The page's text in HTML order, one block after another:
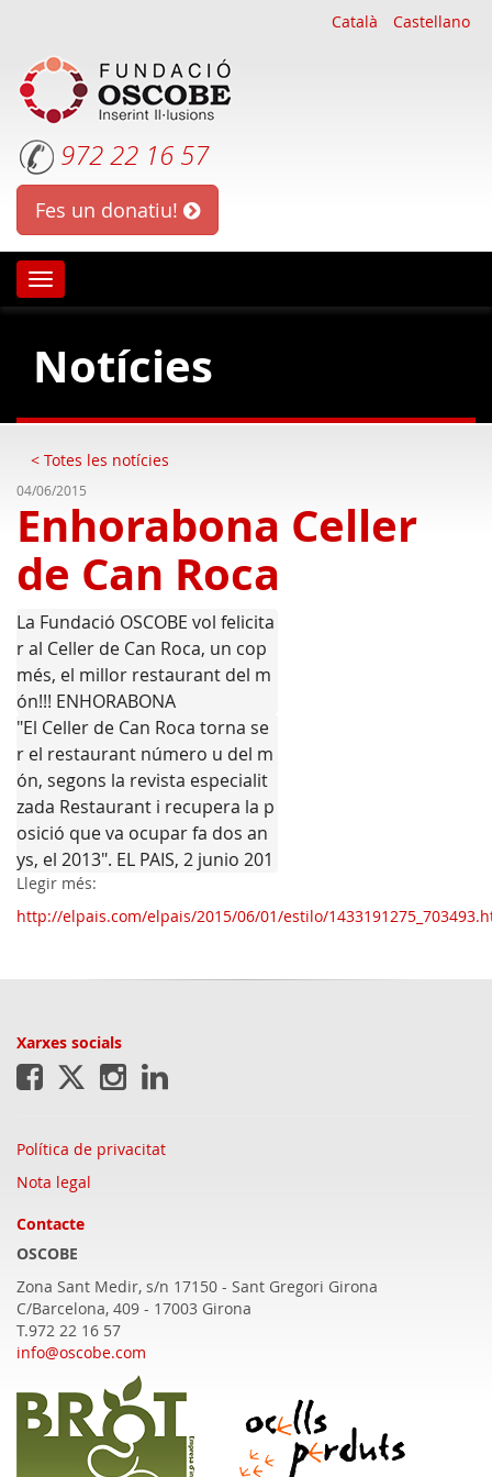
Català Castellano
972 22 16 57
Fes un donatiu!
Oscobe
Notícies
< Totes les notícies
04/06/2015
Enhorabona Celler
de Can Roca
La Fundació OSCOBE vol felicita
r al Celler de Can Roca, un cop
més, el millor restaurant del m
ón!!! ENHORABONA
"El Celler de Can Roca torna se
r el restaurant número u del m
ón, segons la revista especialit
zada Restaurant i recupera la p
osició que va ocupar fa dos an
ys, el 2013". EL PAIS, 2 junio 201
5
Llegir més:
http://elpais.com/elpais/2015/06/01/estilo/
Xarxes socials
Política de privacitat
Nota legal
Contacte
OSCOBE
Zona Sant Medir, s/n 17150 - Sant Gregori Girona
C/Barcelona, 409 - 17003 Girona
T.972 22 16 57
info@oscobe.com